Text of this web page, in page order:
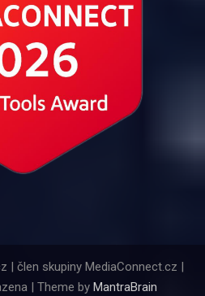
| člen skupiny MediaConnect.cz |
| Theme by MantraBrain